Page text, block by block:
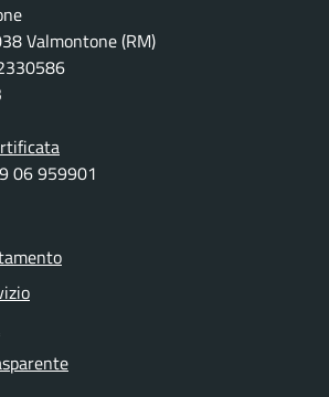
Valmontone (RM)
06 959901